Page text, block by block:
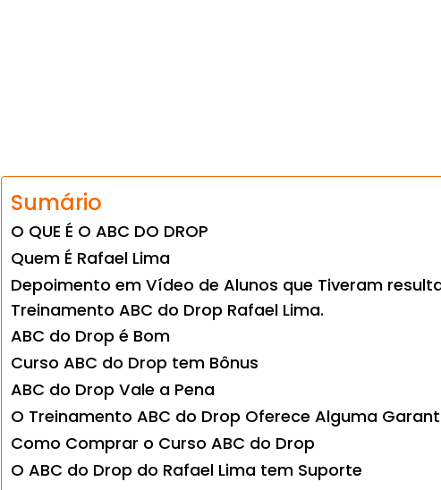
Sumário
O QUE É O ABC DO DROP
Quem É Rafael Lima
Depoimento em Vídeo de Alunos que Tiveram
Treinamento ABC do Drop Rafael Lima.
ABC do Drop é Bom
Curso ABC do Drop tem Bônus
ABC do Drop Vale a Pena
O Treinamento ABC do Drop Oferece Alguma
Como Comprar o Curso ABC do Drop
O ABC do Drop do Rafael Lima tem Suporte